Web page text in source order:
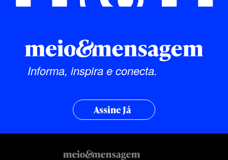
Informa, inspira e conecta.
Assine Já